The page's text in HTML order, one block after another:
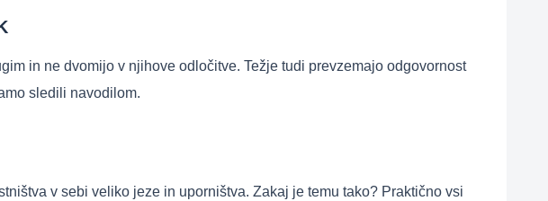
in ne dvomijo v njihove odločitve. Težje tudi prevzemajo odgovornost
sledili navodilom.
v sebi veliko jeze in uporništva. Zakaj je temu tako? Praktično vsi